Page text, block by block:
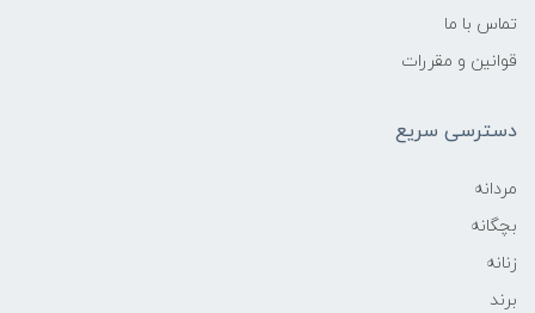
تماس با ما
قوانین و مقررات
دسترسی سریع
مردانه
بچگانه
زنانه
برند